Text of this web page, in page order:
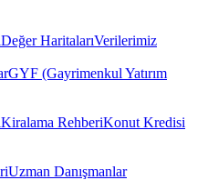
Değer HaritalarıVerilerimiz
GYF (Gayrimenkul Yatırım
Kiralama RehberiKonut Kredisi
Uzman Danışmanlar